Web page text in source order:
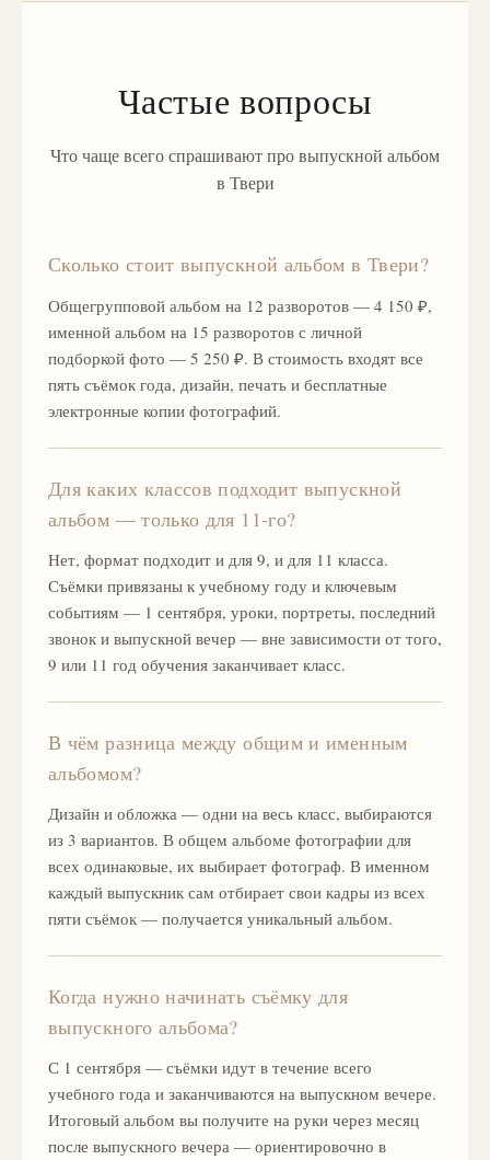
Частые вопросы
Что чаще всего спрашивают про выпускной альбом
в Твери
Сколько стоит выпускной альбом в Твери?
Общегрупповой альбом на 12 разворотов — 4 150 ₽,
именной альбом на 15 разворотов с личной
подборкой фото — 5 250 ₽. В стоимость входят все
пять съёмок года, дизайн, печать и бесплатные
электронные копии фотографий.
Для каких классов подходит выпускной
альбом — только для 11-го?
Нет, формат подходит и для 9, и для 11 класса.
Съёмки привязаны к учебному году и ключевым
событиям — 1 сентября, уроки, портреты, последний
звонок и выпускной вечер — вне зависимости от того,
9 или 11 год обучения заканчивает класс.
В чём разница между общим и именным
альбомом?
Дизайн и обложка — одни на весь класс, выбираются
из 3 вариантов. В общем альбоме фотографии для
всех одинаковые, их выбирает фотограф. В именном
каждый выпускник сам отбирает свои кадры из всех
пяти съёмок — получается уникальный альбом.
Когда нужно начинать съёмку для
выпускного альбома?
С 1 сентября — съёмки идут в течение всего
учебного года и заканчиваются на выпускном вечере.
Итоговый альбом вы получите на руки через месяц
после выпускного вечера — ориентировочно в